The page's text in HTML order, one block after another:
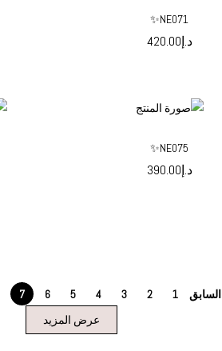
NE071✨
د.إ420.00
NE075✨
د.إ390.00
السابق 1
2
3
4
5
6
7
عرض المزيد